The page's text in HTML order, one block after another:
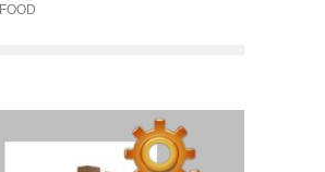
FOOD